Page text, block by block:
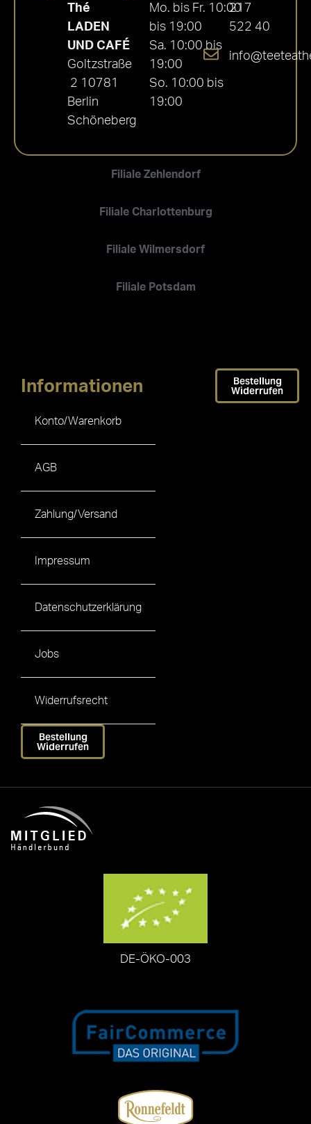
Filiale Zehlendorf
Filiale Charlottenburg
Filiale Wilmersdorf
Filiale Potsdam
Thé
LADEN
UND CAFÉ
Goltzstraße
2 10781
Berlin
Schöneberg
Mo. bis Fr. 10:00
bis 19:00
Sa. 10:00 bis
19:00
So. 10:00 bis
19:00
217
522 40
Informationen
Konto/Warenkorb
AGB
Zahlung/Versand
Impressum
Datenschutzerklärung
Jobs
Widerrufsrecht
Bestellung
Widerrufen
Bestellung
Widerrufen
DE-ÖKO-003